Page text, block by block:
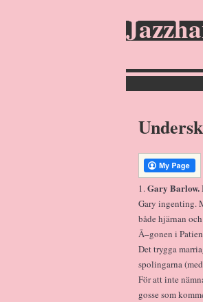
1. Gary Barlow.
Gary ingenting.
både hjärnan
Ã–gonen i
Det trygga
spolingarna
För att inte
gosse som